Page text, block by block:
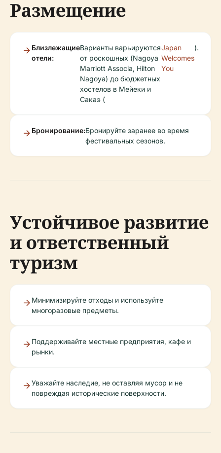
Размещение
Близлежащие
отели:
Варианты варьируются
от роскошных (Nagoya
Marriott Associa, Hilton
Nagoya) до бюджетных
хостелов в Мейеки и
Сакаэ (
Japan
Welcomes
You
).
Бронирование:Бронируйте заранее во время
фестивальных сезонов.
Устойчивое развитие
и ответственный
туризм
Минимизируйте отходы и используйте
многоразовые предметы.
Поддерживайте местные предприятия, кафе и
рынки.
Уважайте наследие, не оставляя мусор и не
повреждая исторические поверхности.